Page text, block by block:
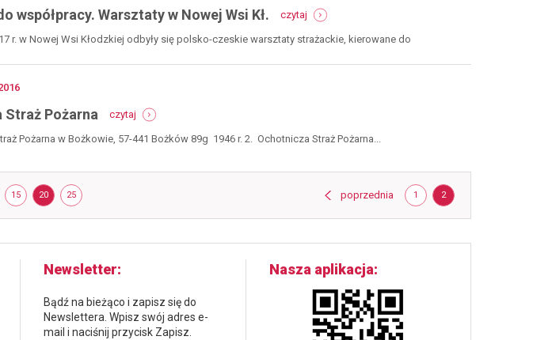
w
nowej
wsi
remizy
współpracy. Warsztaty w Nowej Wsi Kł. czytaj
palimy
się
współpracy.
kł.
r. w Nowej Wsi Kłodzkiej odbyły się polsko-czeskie warsztaty strażackie, kierowane do
Straż Pożarna czytaj
ochotnicza
straż
Pożarna w Bożkowie, 57-441 Bożków 89g 1946 r. 2. Ochotnicza Straż Pożarna...
POKAŻ
15 ELEMENTÓW
NA
POKAŻ
20 ELEMENTÓW
NA
POKAŻ
25 ELEMENTÓW
NA
Stronapoprzednia stronaSTRONA
1 STRONA
2
Newsletter
Bądź na bieżąco i zapisz się do
Newslettera. Wpisz swój adres e-
mail i naciśnij przycisk Zapisz.
Nasza aplikacja